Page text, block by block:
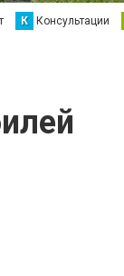
К Консультации